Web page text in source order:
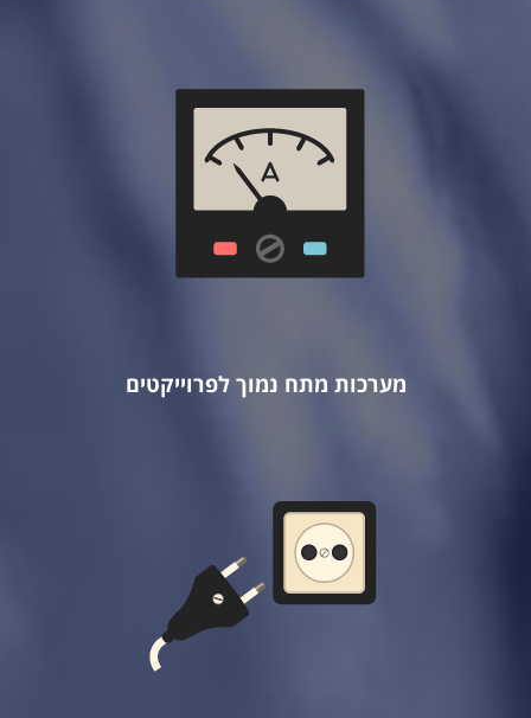
מערכות מתח נמוך לפרוייקטים